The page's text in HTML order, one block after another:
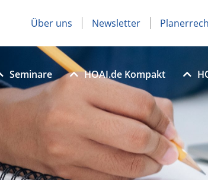
Über uns Newsletter
Seminare HOAI.de Kompakt